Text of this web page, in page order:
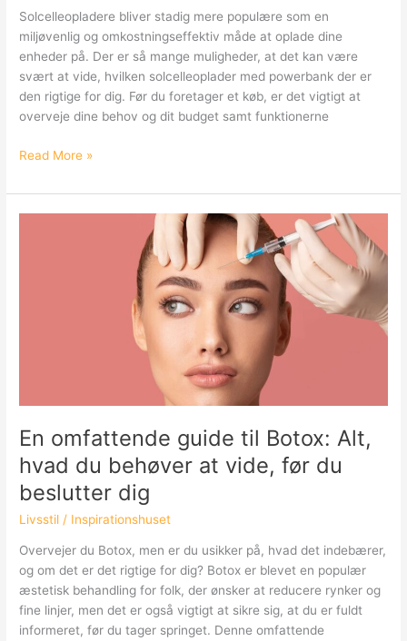
Solcelleopladere bliver stadig mere populære som en
miljøvenlig og omkostningseffektiv måde at oplade dine
enheder på. Der er så mange muligheder, at det kan være
svært at vide, hvilken solcelleoplader med powerbank der er
den rigtige for dig. Før du foretager et køb, er det vigtigt at
overveje dine behov og dit budget samt funktionerne
Sådan
du
den
Read More »
En omfattende guide til Botox: Alt,
hvad du behøver at vide, før du
beslutter dig
Livsstil / Inspirationshuset
Overvejer du Botox, men er du usikker på, hvad det indebærer,
og om det er det rigtige for dig? Botox er blevet en populær
æstetisk behandling for folk, der ønsker at reducere rynker og
fine linjer, men det er også vigtigt at sikre sig, at du er fuldt
informeret, før du tager springet. Denne omfattende